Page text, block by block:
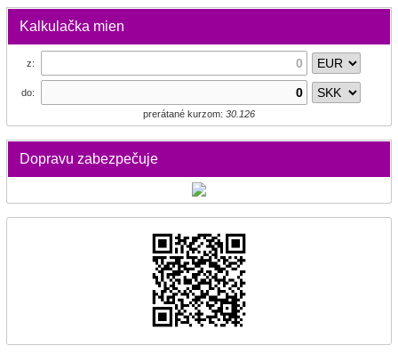
Kalkulačka mien
z:
do:
prerátané kurzom: 30.126
Dopravu zabezpečuje